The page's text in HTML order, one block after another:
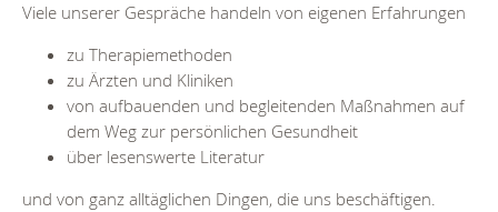
Viele unserer Gespräche handeln von eigenen Erfahrungen
zu Therapiemethoden
zu Ärzten und Kliniken
von aufbauenden und begleitenden Maßnahmen auf
dem Weg zur persönlichen Gesundheit
über lesenswerte Literatur
und von ganz alltäglichen Dingen, die uns beschäftigen.